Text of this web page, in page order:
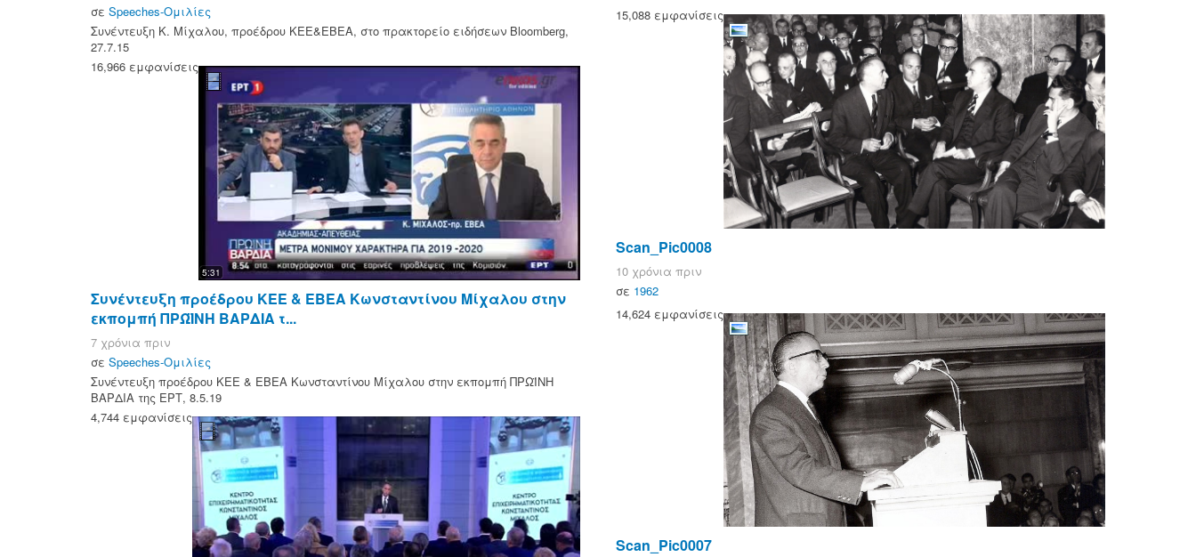
σε Speeches-Ομιλίες
Συνέντευξη Κ. Μίχαλου, προέδρου ΚΕΕ&ΕΒΕΑ, στο πρακτορείο ειδήσεων Bloomberg,
27.7.15
16,966 εμφανίσεις
5:31
Συνέντευξη προέδρου ΚΕΕ & ΕΒΕΑ Κωνσταντίνου Μίχαλου στην
εκπομπή ΠΡΩΪΝΗ ΒΑΡΔΙΑ τ...
7 χρόνια πριν
σε Speeches-Ομιλίες
Συνέντευξη προέδρου ΚΕΕ & ΕΒΕΑ Κωνσταντίνου Μίχαλου στην εκπομπή ΠΡΩΪΝΗ
ΒΑΡΔΙΑ της ΕΡΤ, 8.5.19
4,744 εμφανίσεις
15,088 εμφανίσεις
Scan_Pic0008
10 χρόνια πριν
σε 1962
14,624 εμφανίσεις
Scan_Pic0007